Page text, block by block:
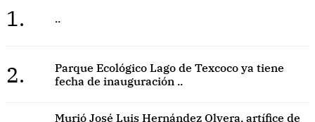
1. ..
2.
Parque Ecológico Lago de Texcoco ya tiene
fecha de inauguración ..
Murió José Luis Hernández Olvera, artífice de